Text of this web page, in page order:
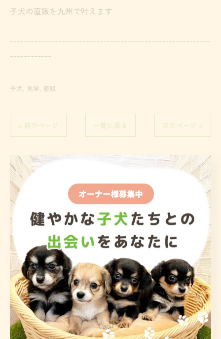
子犬の直販を九州で叶えます
----------------------------------------------------------
------------
子犬 見学 直販
< 前のページ 一覧に戻る 次のページ >
関連タグ
#九州 #ブリーダー
#ミックス
#オンライン見学
#熊本
カテゴリー Categories
全てのカテゴリー
子犬
小型犬